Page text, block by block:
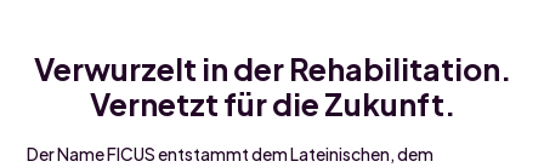
Verwurzelt in der Rehabilitation.
Vernetzt für die Zukunft.
Der Name FICUS entstammt dem Lateinischen, dem